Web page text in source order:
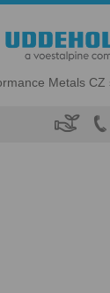
Metals CZ
